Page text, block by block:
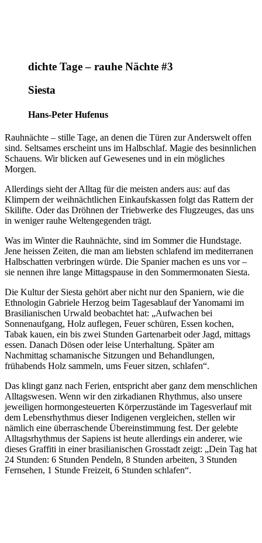
dichte Tage – rauhe Nächte #3
Siesta
Hans-Peter Hufenus
Rauhnächte – stille Tage, an denen die Türen zur Anderswelt offen
sind. Seltsames erscheint uns im Halbschlaf. Magie des besinnlichen
Schauens. Wir blicken auf Gewesenes und in ein mögliches
Morgen.
Allerdings sieht der Alltag für die meisten anders aus: auf das
Klimpern der weihnächtlichen Einkaufskassen folgt das Rattern der
Skilifte. Oder das Dröhnen der Triebwerke des Flugzeuges, das uns
in wenigerrauhe Weltengegenden trägt.
Was im Winter die Rauhnächte, sind im Sommer die Hundstage.
Jene heissen Zeiten, die man am liebsten schlafend im mediterranen
Halbschatten verbringen würde. Die Spanier machen es uns vor–
sie nennen ihre lange Mittagspause in den Sommermonaten Siesta.
Die Kultur der Siesta gehört aber nicht nur den Spaniern, wie die
Ethnologin Gabriele Herzog beim Tagesablauf der Yanomami im
Brasilianischen Urwald beobachtet hat: „Aufwachen bei
Sonnenaufgang, Holz auflegen, Feuer schüren, Essen kochen,
Tabak kauen, ein bis zwei Stunden Gartenarbeit oder Jagd, mittags
essen. Danach Dösen oder leise Unterhaltung. Später am
Nachmittag schamanische Sitzungen und Behandlungen,
frühabends Holz sammeln, ums Feuer sitzen, schlafen“.
Das klingt ganz nach Ferien, entspricht aber ganz dem menschlichen
Alltagswesen. Wenn wir den zirkadianen Rhythmus, also unsere
jeweiligen hormongesteuerten Körperzustände im Tagesverlauf mit
dem Lebensrhythmus dieser Indigenen vergleichen, stellen wir
nämlich eine überraschende Übereinstimmung fest. Der gelebte
Alltagsrhythmus der Sapiens ist heute allerdings ein anderer, wie
dieses Graffiti in einer brasilianischen Grosstadt zeigt: „Dein Tag hat
24 Stunden: 6 Stunden Pendeln, 8 Stunden arbeiten, 3 Stunden
Fernsehen, 1 Stunde Freizeit, 6 Stunden schlafen“.